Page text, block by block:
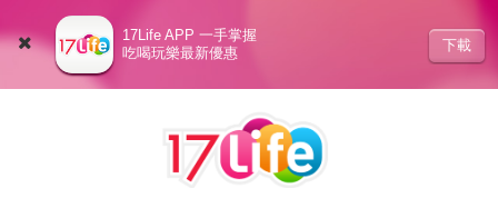
17Life APP 一手掌握
吃喝玩樂最新優惠
下載